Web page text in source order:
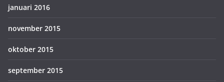
januari 2016
november 2015
oktober 2015
september 2015